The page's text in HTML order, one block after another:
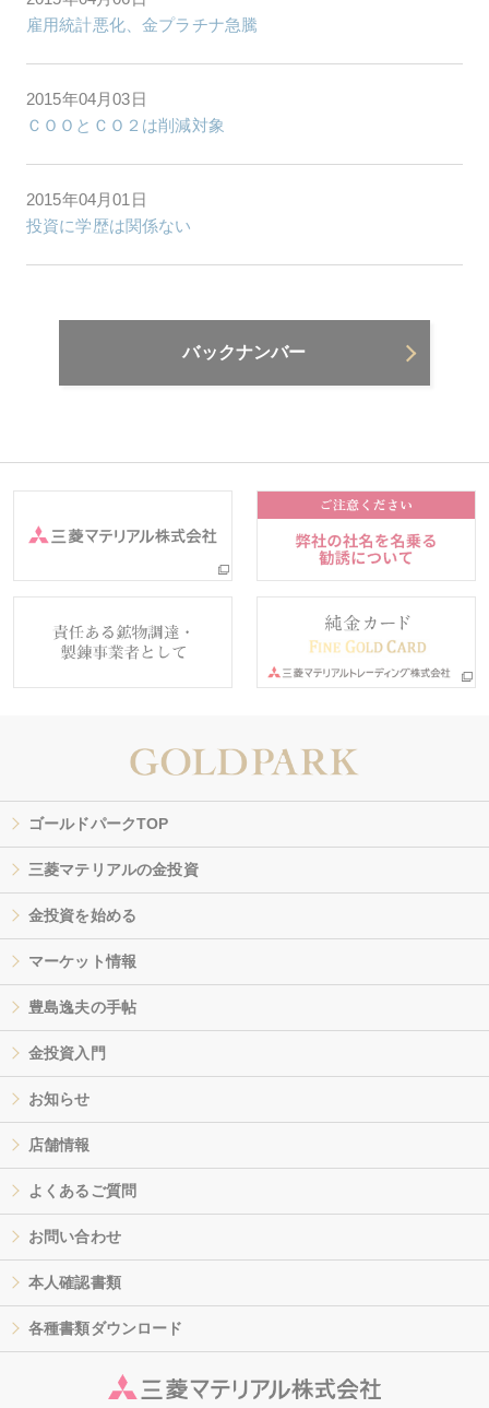
雇用統計悪化、金プラチナ急騰
2015年04月03日
ＣＯＯとＣＯ２は削減対象
2015年04月01日
投資に学歴は関係ない
バックナンバー
ゴールドパークTOP
三菱マテリアルの金投資
金投資を始める
マーケット情報
豊島逸夫の手帖
金投資入門
お知らせ
店舗情報
よくあるご質問
お問い合わせ
本人確認書類
各種書類ダウンロード